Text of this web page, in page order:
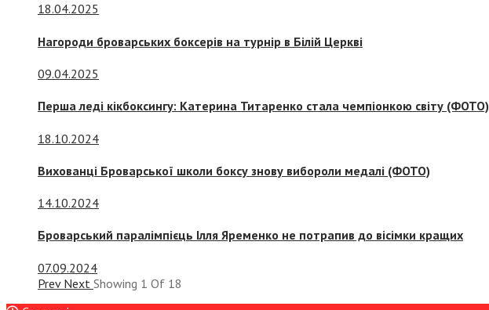
18.04.2025
Нагороди броварських боксерів на турнір в Білій Церкві
09.04.2025
Перша леді кікбоксингу: Катерина Титаренко стала чемпіонкою світу (ФОТО)
18.10.2024
Вихованці Броварської школи боксу знову вибороли медалі (ФОТО)
14.10.2024
Броварський паралімпієць Ілля Яременко не потрапив до вісімки кращих
07.09.2024
Prev Next Showing 1 Of 18